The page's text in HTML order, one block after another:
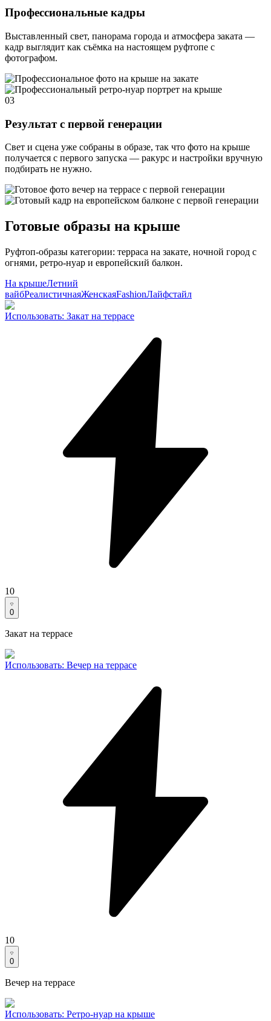
Профессиональные кадры
Выставленный свет, панорама города и атмосфера заката —
кадр выглядит как съёмка на настоящем руфтопе с
фотографом.
03
Результат с первой генерации
Свет и сцена уже собраны в образе, так что фото на крыше
получается с первого запуска — ракурс и настройки вручную
подбирать не нужно.
Готовые образы на крыше
Руфтоп-образы категории: терраса на закате, ночной город с
огнями, ретро-нуар и европейский балкон.
На крышеЛетний
вайбРеалистичнаяЖенскаяFashionЛайфстайл
Использовать: Закат на террасе
10
0
Закат на террасе
Использовать: Вечер на террасе
10
0
Вечер на террасе
Использовать: Ретро-нуар на крыше